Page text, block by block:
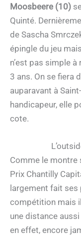
Moosbeere (10)
Quinté.
de Sascha
épingle du jeu
n’est pas simple
3 ans. On se fiera
auparavant à
handicapeur, elle
cote.
Comme le montre
Prix Chantilly
largement fait ses
compétition mais
une distance aussi
en effet, encore